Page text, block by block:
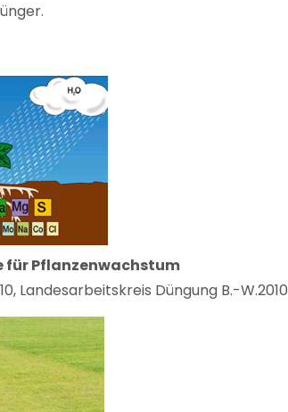
für Pflanzenwachstum
Landesarbeitskreis Düngung B.-W.2010